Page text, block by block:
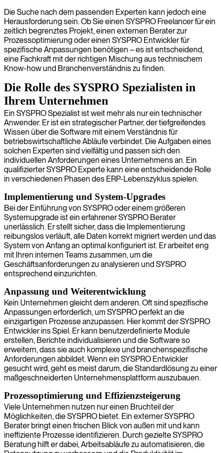
Die Suche nach dem passenden Experten kann jedoch eine
Herausforderung sein. Ob Sie einen SYSPRO Freelancer für ein
zeitlich begrenztes Projekt, einen externen Berater zur
Prozessoptimierung oder einen SYSPRO Entwickler für
spezifische Anpassungen benötigen – es ist entscheidend,
eine Fachkraft mit der richtigen Mischung aus technischem
Know-how und Branchenverständnis zu finden.
Die Rolle des SYSPRO Spezialisten in
Ihrem Unternehmen
Ein SYSPRO Spezialist ist weit mehr als nur ein technischer
Anwender. Er ist ein strategischer Partner, der tiefgreifendes
Wissen über die Software mit einem Verständnis für
betriebswirtschaftliche Abläufe verbindet. Die Aufgaben eines
solchen Experten sind vielfältig und passen sich den
individuellen Anforderungen eines Unternehmens an. Ein
qualifizierter SYSPRO Experte kann eine entscheidende Rolle
in verschiedenen Phasen des ERP-Lebenszyklus spielen.
Implementierung und System-Upgrades
Bei der Einführung von SYSPRO oder einem größeren
Systemupgrade ist ein erfahrener SYSPRO Berater
unerlässlich. Er stellt sicher, dass die Implementierung
reibungslos verläuft, alle Daten korrekt migriert werden und das
System von Anfang an optimal konfiguriert ist. Er arbeitet eng
mit Ihren internen Teams zusammen, um die
Geschäftsanforderungen zu analysieren und SYSPRO
entsprechend einzurichten.
Anpassung und Weiterentwicklung
Kein Unternehmen gleicht dem anderen. Oft sind spezifische
Anpassungen erforderlich, um SYSPRO perfekt an die
einzigartigen Prozesse anzupassen. Hier kommt der SYSPRO
Entwickler ins Spiel. Er kann benutzerdefinierte Module
erstellen, Berichte individualisieren und die Software so
erweitern, dass sie auch komplexe und branchenspezifische
Anforderungen abbildet. Wenn ein SYSPRO Entwickler
gesucht wird, geht es meist darum, die Standardlösung zu einer
maßgeschneiderten Unternehmensplattform auszubauen.
Prozessoptimierung und Effizienzsteigerung
Viele Unternehmen nutzen nur einen Bruchteil der
Möglichkeiten, die SYSPRO bietet. Ein externer SYSPRO
Berater bringt einen frischen Blick von außen mit und kann
ineffiziente Prozesse identifizieren. Durch gezielte SYSPRO
Beratung hilft er dabei, Arbeitsabläufe zu automatisieren, die